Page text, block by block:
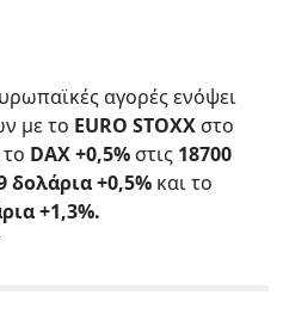
αγορές ενόψει
με το EURO STOXX στο
το DAX +0,5% στις 18700
δολάρια +0,5% και το
+1,3%.